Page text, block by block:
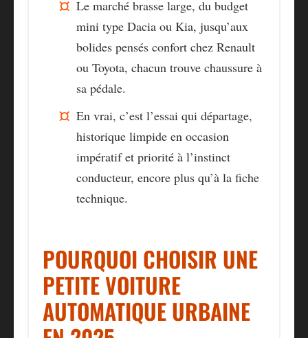
Le marché brasse large, du budget
mini type Dacia ou Kia, jusqu’aux
bolides pensés confort chez Renault
ou Toyota, chacun trouve chaussure à
sa pédale.
En vrai, c’est l’essai qui départage,
historique limpide en occasion
impératifet priorité à l’instinct
conducteur, encore plus qu’à la fiche
technique.
POURQUOI CHOISIR UNE
PETITE VOITURE
AUTOMATIQUE URBAINE